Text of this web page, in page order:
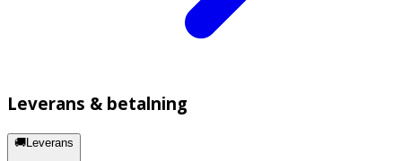
Leverans & betalning
🚚Leverans